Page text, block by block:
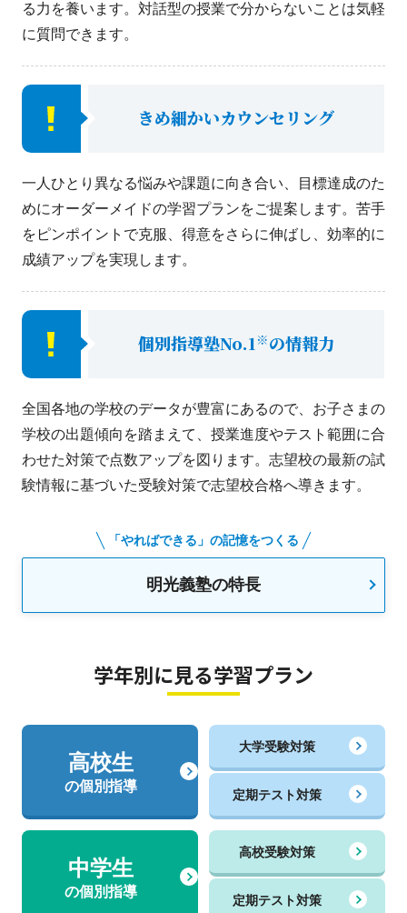
る力を養います。対話型の授業で分からないことは気軽
に質問できます。
きめ細かいカウンセリング
一人ひとり異なる悩みや課題に向き合い、目標達成のた
めにオーダーメイドの学習プランをご提案します。苦手
をピンポイントで克服、得意をさらに伸ばし、効率的に
成績アップを実現します。
個別指導塾No.1※の情報力
全国各地の学校のデータが豊富にあるので、お子さまの
学校の出題傾向を踏まえて、授業進度やテスト範囲に合
わせた対策で点数アップを図ります。志望校の最新の試
験情報に基づいた受験対策で志望校合格へ導きます。
「やればできる」の記憶をつくる
明光義塾の特長
学年別に見る学習プラン
高校生
の個別指導
大学受験対策
定期テスト対策
中学生
の個別指導
高校受験対策
定期テスト対策